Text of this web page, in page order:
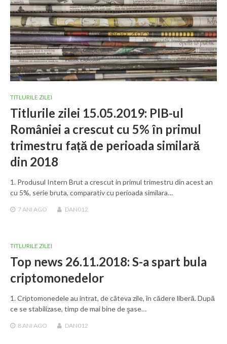
TITLURILE ZILEI
Titlurile zilei 15.05.2019: PIB-ul
României a crescut cu 5% în primul
trimestru față de perioada similară
din 2018
1. Produsul Intern Brut a crescut in primul trimestru din acest an
cu 5%, serie bruta, comparativ cu perioada similara…
7 ANI AGO DAN012
TITLURILE ZILEI
Top news 26.11.2018: S-a spart bula
criptomonedelor
1. Criptomonedele au intrat, de câteva zile, în cădere liberă. După
ce se stabilizase, timp de mai bine de şase…
8 ANI AGO DAN012